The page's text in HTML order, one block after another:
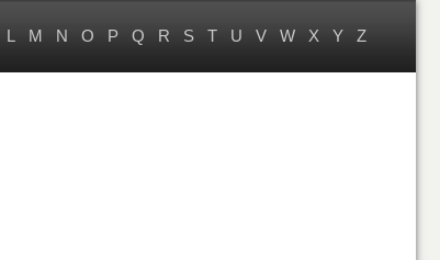
L M N O P Q R S T U V W X Y Z